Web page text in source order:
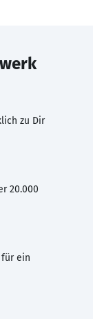
zu Dir
20.000
ein